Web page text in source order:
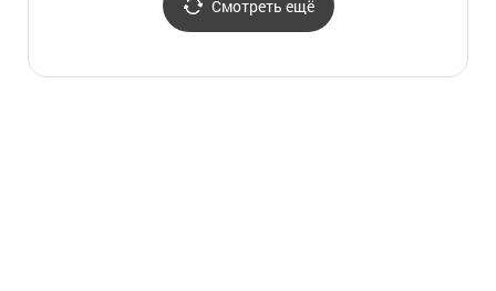
Смотреть ещё